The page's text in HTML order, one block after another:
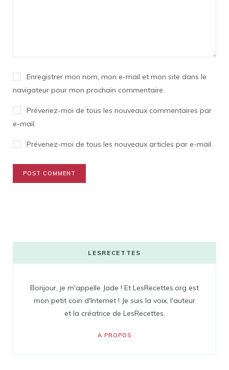
Enregistrer mon nom, mon e-mail et mon site dans le
navigateur pour mon prochain commentaire.
Prévenez-moi de tous les nouveaux commentaires par
e-mail.
Prévenez-moi de tous les nouveaux articles par e-mail.
LESRECETTES
Bonjour, je m'appelle Jade ! Et LesRecettes.org est
mon petit coin d'Internet ! Je suis la voix, l'auteur
et la créatrice de LesRecettes.
A PROPOS